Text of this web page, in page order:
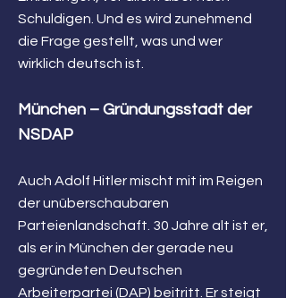
Schuldigen. Und es wird zunehmend
die Frage gestellt, was und wer
wirklich deutsch ist.
München – Gründungsstadt der
NSDAP
Auch Adolf Hitler mischt mit im Reigen
der unüberschaubaren
Parteienlandschaft. 30 Jahre alt ist er,
als er in München der gerade neu
gegründeten Deutschen
Arbeiterpartei (DAP) beitritt. Er steigt